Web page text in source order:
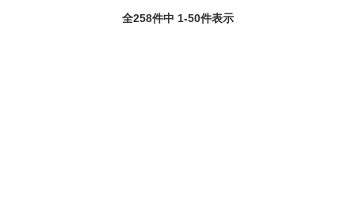
全258件中 1-50件表示